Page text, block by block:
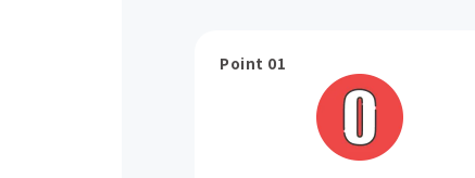
Point 01